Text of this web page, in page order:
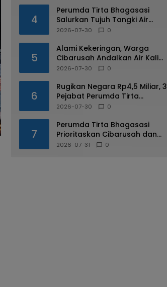
4
Perumda Tirta Bhagasasi
Salurkan Tujuh Tangki Air
Untuk Desa Yang Alami
2026-07-30 0
5
Alami Kekeringan, Warga
Cibarusah Andalkan Air Kali
dan Bantuan Tangki
2026-07-30 0
6
Rugikan Negara Rp4,5 Miliar, 3
Pejabat Perumda Tirta
Bhagasasi Ditahan Kejari
2026-07-30 0
7
Perumda Tirta Bhagasasi
Prioritaskan Cibarusah dan
Bojongmangu dalam
2026-07-31 0